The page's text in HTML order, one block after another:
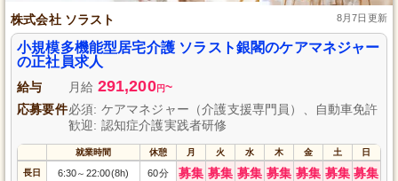
株式会社 ソラスト 8月7日更新
小規模多機能型居宅介護 ソラスト銀閣のケアマネジャー
の正社員求人
給与 月給 291,200円~
応募要件必須: ケアマネジャー（介護支援専門員）、自動車免許
歓迎: 認知症介護実践者研修
就業時間 休憩 月 火 水 木 金 土 日
長日 6:30～ 22:00(8h) 60分 募集 募集 募集 募集 募集 募集 募集